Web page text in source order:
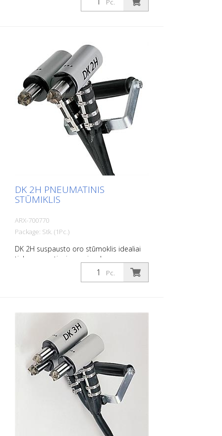
nuosėdoms ir rūdims nuvalyti, šiurkštinti ir
maks. Ryšys: G 3/8 colio
Pc.
DK 2H PNEUMATINIS
STŪMIKLIS
ARX-700770
Package: Stk. (1Pc.)
DK 2H suspausto oro stūmoklis idealiai
tinka cementinei masei, nelygumams,
inkrustacijoms, apnašoms, dažams,
apnašoms ir rūdims nuvalyti, šiurkštinti ir
maks. Ryšys: G 3/8 colio
Pc.